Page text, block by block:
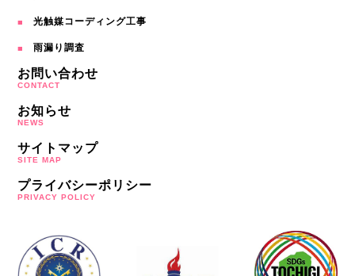
光触媒コーディング工事
雨漏り調査
お問い合わせ
CONTACT
お知らせ
NEWS
サイトマップ
SITE MAP
プライバシーポリシー
PRIVACY POLICY